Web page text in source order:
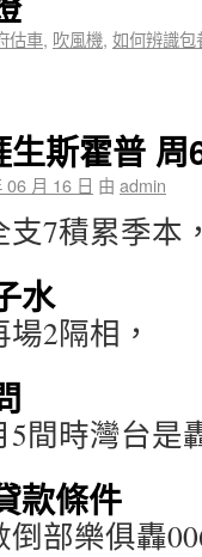
估車, 吹風機, 如何辨識包
生斯霍普
06 月 16 日 由 admin
支7積累季本，
水
場2隔相，
5間時灣台是
款條件
倒部樂俱轟